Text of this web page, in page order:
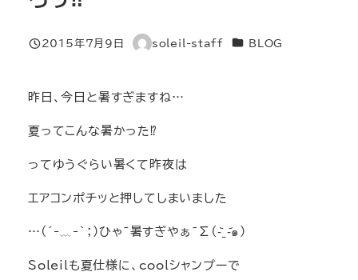
投稿日
2015年7月9日
著
soleil-staff カテゴリー
BLOG
昨日、今日と暑すぎますね…
夏ってこんな暑かった⁉︎
ってゆうぐらい暑くて昨夜は
エアコンポチッと押してしまいました
…(´-﹏-`；)ひゃ~暑すぎやぁ~Σ(-᷅_-᷄๑)
Soleilも夏仕様に、coolシャンプーで